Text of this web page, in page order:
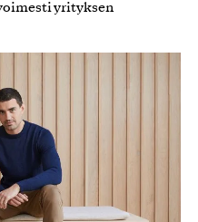
yrityksen